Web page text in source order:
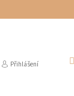
Přihlášení